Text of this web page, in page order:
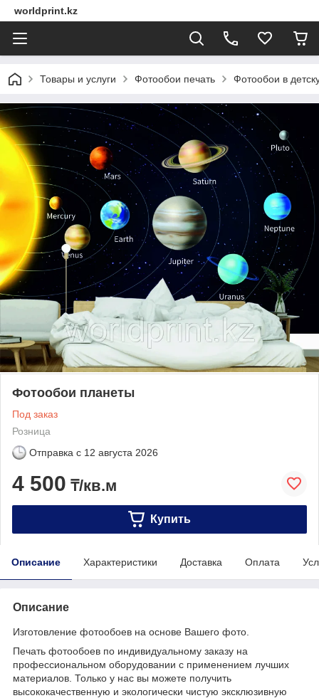
worldprint.kz
Товары и услуги Фотообои печать Фотообои в
Фотообои планеты
Под заказ
Розница
Отправка с 12 августа 2026
4 500 ₸/кв.м
Купить
Описание Характеристики Доставка Оплата
Описание
Изготовление фотообоев на основе Вашего фото.
Печать фотообоев по индивидуальному заказу на
профессиональном оборудовании с применением лучших
материалов. Только у нас вы можете получить
высококачественную и экологически чистую эксклюзивную